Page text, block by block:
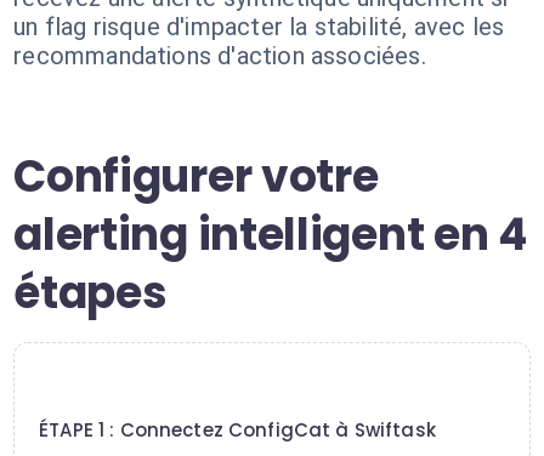
un flag risque d'impacter la stabilité, avec les
recommandations d'action associées.
Configurer votre
alerting intelligent en 4
étapes
ÉTAPE 1 : Connectez ConfigCat à Swiftask